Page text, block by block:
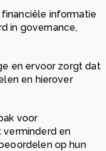
informatie
in governance,
en ervoor zorgt dat
en hierover
voor
verminderd en
op hun